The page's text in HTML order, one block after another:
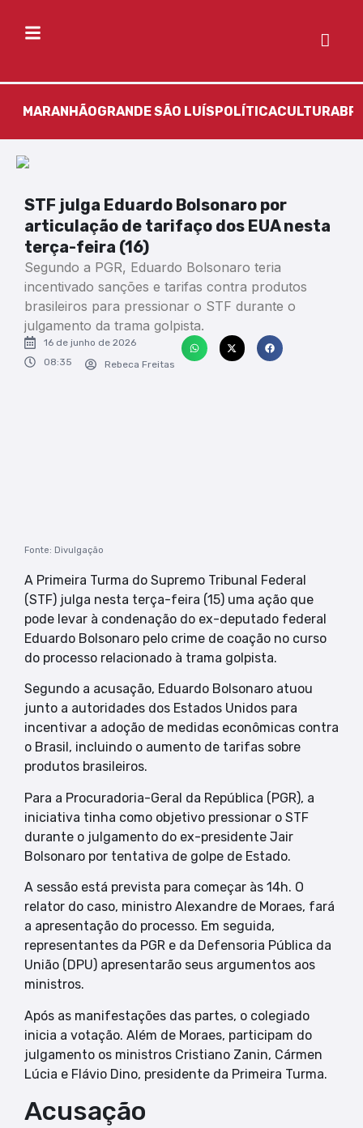
MARANHÃOGRANDE SÃO LUÍSPOLÍTICACULTURA
STF julga Eduardo Bolsonaro por
articulação de tarifaço dos EUA nesta
terça-feira (16)
Segundo a PGR, Eduardo Bolsonaro teria
incentivado sanções e tarifas contra produtos
brasileiros para pressionar o STF durante o
julgamento da trama golpista.
16 de junho de 2026
08:35
Rebeca Freitas
Fonte: Divulgação
A Primeira Turma do Supremo Tribunal Federal
(STF) julga nesta terça-feira (15) uma ação que
pode levar à condenação do ex-deputado federal
Eduardo Bolsonaro pelo crime de coação no curso
do processo relacionado à trama golpista.
Segundo a acusação, Eduardo Bolsonaro atuou
junto a autoridades dos Estados Unidos para
incentivar a adoção de medidas econômicas contra
o Brasil, incluindo o aumento de tarifas sobre
produtos brasileiros.
Para a Procuradoria-Geral da República (PGR), a
iniciativa tinha como objetivo pressionar o STF
durante o julgamento do ex-presidente Jair
Bolsonaro por tentativa de golpe de Estado.
A sessão está prevista para começar às 14h. O
relator do caso, ministro Alexandre de Moraes, fará
a apresentação do processo. Em seguida,
representantes da PGR e da Defensoria Pública da
União (DPU) apresentarão seus argumentos aos
ministros.
Após as manifestações das partes, o colegiado
inicia a votação. Além de Moraes, participam do
julgamento os ministros Cristiano Zanin, Cármen
Lúcia e Flávio Dino, presidente da Primeira Turma.
Acusação